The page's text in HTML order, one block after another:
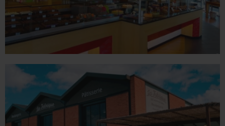
VALENCE
1 place du Champ de Mars - 26000 Valence
Tél. 04 75 60 90 28